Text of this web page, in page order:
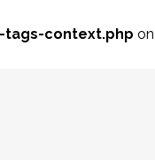
context.php on